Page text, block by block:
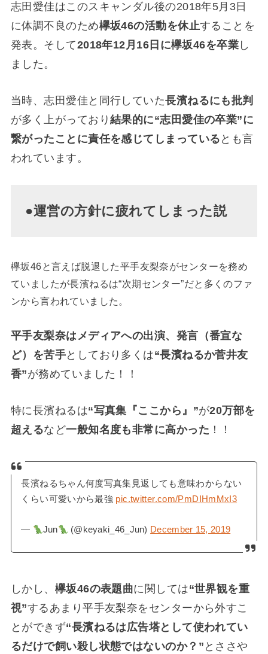
志田愛佳はこのスキャンダル後の2018年5月3日
に体調不良のため欅坂46の活動を休止することを
発表。そして2018年12月16日に欅坂46を卒業 し
ました。
当時、志田愛佳と同行していた長濱ねるにも批判
が多く上がっており 結果的に“志田愛佳の卒業”に
繋がったことに責任を感じてしまっている とも言
われています。
●運営の方針に疲れてしまった説
欅坂46と言えば脱退した平手友梨奈がセンターを務め
ていましたが長濱ねるは“次期センター”だと多くのファ
ンから言われていました。
平手友梨奈はメディアへの出演、発言（番宣な
ど）を苦手としており多くは“長濱ねるか菅井友
香”が務めていました！！
特に長濱ねるは“写真集『ここから』”が20万部を
超えるなど一般知名度も非常に高かった ！！
長濱ねるちゃん何度写真集見返しても意味わからない
くらい可愛いから最強 pic.twitter.com/PmDIHmMxI3
— Jun (@keyaki_46_Jun) December 15, 2019
しかし、 欅坂46の表題曲に関しては“世界観を重
視”するあまり平手友梨奈をセンターから外すこ
とができず“長濱ねるは広告塔として使われてい
るだけで飼い殺し状態ではないのか？” とささや